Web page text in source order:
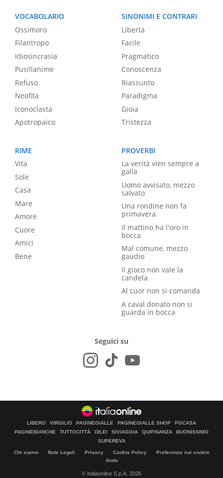
VOCABOLARIO
Ossimoro
Filantropo
Idiosincrasia
Pusillanime
Refuso
Neofita
Iconoclasta
Apotropaico
SINONIMI E CONTRARI
Libertà
Facile
Pragmatico
Conoscenza
Riassunto
Paradigma
Gioia
Tristezza
RIME
Vita
Sole
Casa
Mare
Amore
Cuore
Amici
Bene
PROVERBI
La verità vien sempre a
galla
Uomo avvisato, mezzo
salvato
Una rondine non fa
primavera
Il mattino ha l'oro in
bocca
Mal comune, mezzo
gaudio
Il gioco non vale la
candela
Al cuor non si comanda
A caval donato non si
guarda in bocca
Seguici su
LIBERO VIRGILIO PAGINEGIALLE PAGINEGIALLE SHOP
PGCASA
PAGINEBIANCHE
TUTTOCITTÀ DILEI SIVIAGGIA QUIFINANZA
BUONISSIMO
SUPEREVA
Chi siamo Note Legali Privacy Cookie Policy
Preferenze sui cookie
Aiuto
© Italiaonline S.p.A. 2026